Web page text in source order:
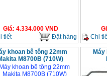
Giá: 4.334.000VND
tiết
Đặt hàng
Chi
khoan bê tông 22mm
M8700B (710W)
Máy